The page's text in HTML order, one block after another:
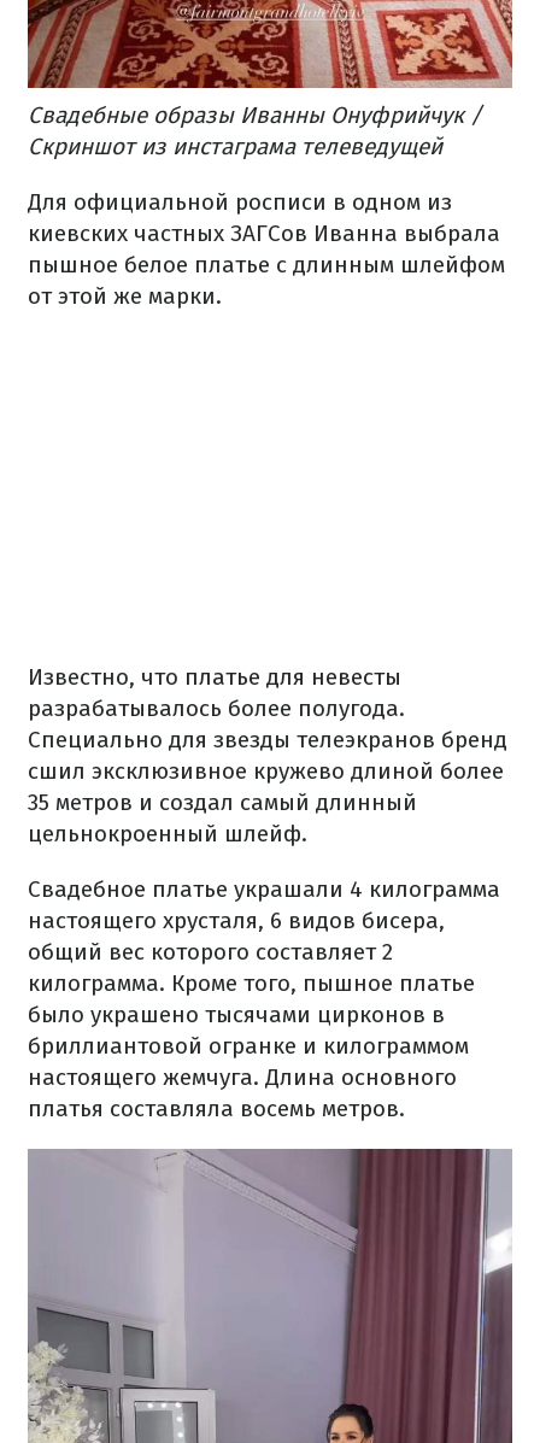
Свадебные образы Иванны Онуфрийчук /
Скриншот из инстаграма телеведущей
Для официальной росписи в одном из
киевских частных ЗАГСов Иванна выбрала
пышное белое платье с длинным шлейфом
от этой же марки.
Известно, что платье для невесты
разрабатывалось более полугода.
Специально для звезды телеэкранов бренд
сшил эксклюзивное кружево длиной более
35 метров и создал самый длинный
цельнокроенный шлейф.
Свадебное платье украшали 4 килограмма
настоящего хрусталя, 6 видов бисера,
общий вес которого составляет 2
килограмма. Кроме того, пышное платье
было украшено тысячами цирконов в
бриллиантовой огранке и килограммом
настоящего жемчуга. Длина основного
платья составляла восемь метров.